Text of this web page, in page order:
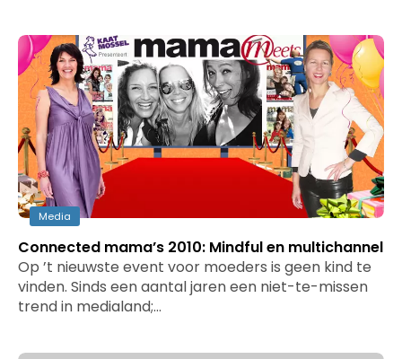
Media
Connected mama’s 2010: Mindful en multichannel
Op ’t nieuwste event voor moeders is geen kind te
vinden. Sinds een aantal jaren een niet-te-missen
trend in medialand;…